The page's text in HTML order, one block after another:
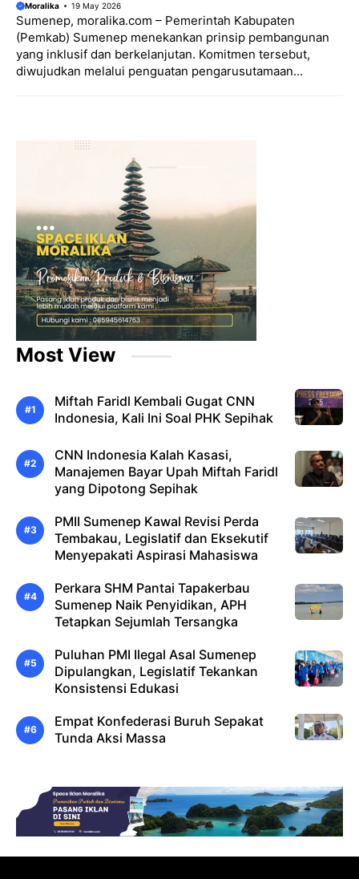
Moralika 19 May 2026
Sumenep, moralika.com – Pemerintah Kabupaten
(Pemkab) Sumenep menekankan prinsip pembangunan
yang inklusif dan berkelanjutan. Komitmen tersebut,
diwujudkan melalui penguatan pengarusutamaan...
Most View
Miftah Faridl Kembali Gugat CNN
Indonesia, Kali Ini Soal PHK Sepihak
CNN Indonesia Kalah Kasasi,
Manajemen Bayar Upah Miftah Faridl
yang Dipotong Sepihak
PMII Sumenep Kawal Revisi Perda
Tembakau, Legislatif dan Eksekutif
Menyepakati Aspirasi Mahasiswa
Perkara SHM Pantai Tapakerbau
Sumenep Naik Penyidikan, APH
Tetapkan Sejumlah Tersangka
Puluhan PMI Ilegal Asal Sumenep
Dipulangkan, Legislatif Tekankan
Konsistensi Edukasi
Empat Konfederasi Buruh Sepakat
Tunda Aksi Massa